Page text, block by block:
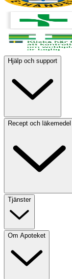
Hjälp och support
Recept och läkemedel
Tjänster
Om Apoteket